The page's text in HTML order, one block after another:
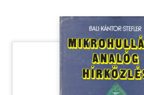
Hobbi, szabadidő